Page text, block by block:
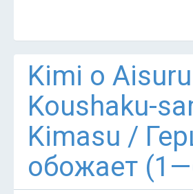
Kimi o
Koushaku-
Kimasu /
обожает